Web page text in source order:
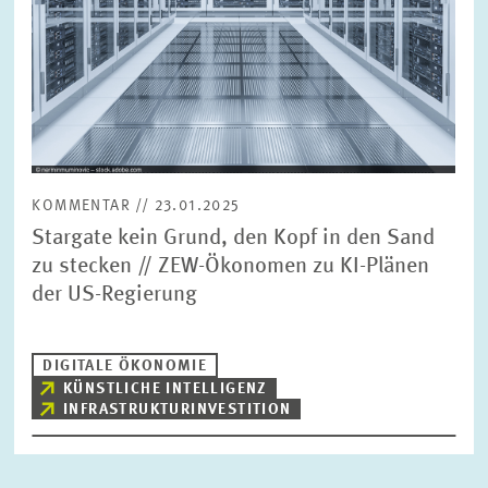
KOMMENTAR // 23.01.2025
Stargate kein Grund, den Kopf in den Sand
zu stecken // ZEW-Ökonomen zu KI-Plänen
der US-Regierung
DIGITALE ÖKONOMIE
KÜNSTLICHE INTELLIGENZ
INFRASTRUKTURINVESTITION